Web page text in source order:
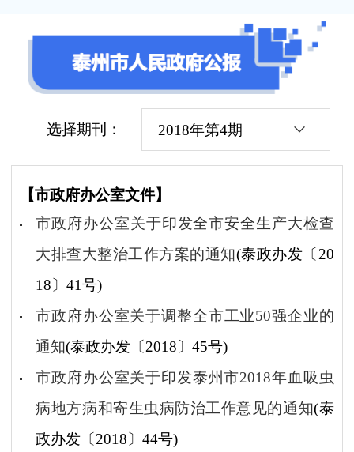
选择期刊： 2018年第4期
【市政府办公室文件】
市政府办公室关于印发全市安全生产大检查
大排查大整治工作方案的通知(泰政办发〔20
18〕41号)
市政府办公室关于调整全市工业50强企业的
通知(泰政办发〔2018〕45号)
市政府办公室关于印发泰州市2018年血吸虫
病地方病和寄生虫病防治工作意见的通知(泰
政办发〔2018〕44号)